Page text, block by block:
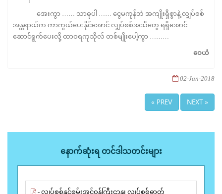
အေးကွာ …… သာဓုပါ …… ငွေမကုန်ဘဲ အကျိုးရှိစွာနဲ့ လျှပ်စစ်
အန္တရာယ်က ကာကွယ်ပေးနိုင်အောင် လျှပ်စစ်အသိတွေ ရရှိအောင်
ဆောင်ရွက်ပေးလို့ ထာဝရကုသိုလ် တစ်မျိုးပေါ့ကွာ ………
ဝေယံ
02-Jan-2018
« PREV NEXT »
နောက်ဆုံးရ တင်ဒါသတင်းများ
- လျှပ်စစ်နှင့်စွမ်းအင်ဝန်ကြီးဌာန၊ လျှပ်စစ်ဓာတ်